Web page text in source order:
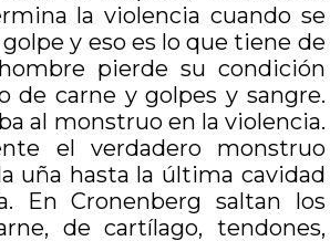
la violencia cuando se
y eso es lo que tiene de
pierde su condición
de carne y golpes y sangre.
al monstruo en la violencia.
el verdadero monstruo
uña hasta la última cavidad
En Cronenberg saltan los
de cartílago, tendones,